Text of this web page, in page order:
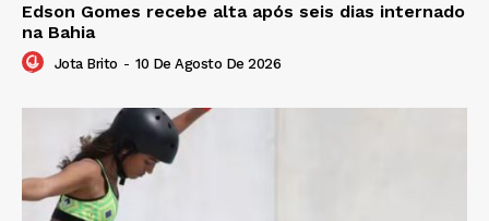
Edson Gomes recebe alta após seis dias internado
na Bahia
Jota Brito - 10 De Agosto De 2026